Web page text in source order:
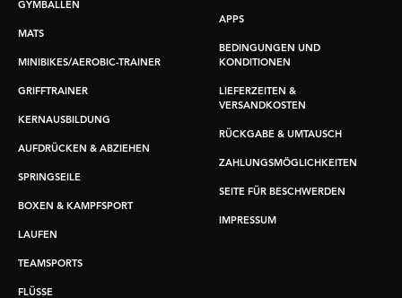
GYMBALLEN
MATS
MINIBIKES/AEROBIC-TRAINER
GRIFFTRAINER
KERNAUSBILDUNG
AUFDRÜCKEN & ABZIEHEN
SPRINGSEILE
BOXEN & KAMPFSPORT
LAUFEN
TEAMSPORTS
FLÜSSE
APPS
BEDINGUNGEN UND
KONDITIONEN
LIEFERZEITEN &
VERSANDKOSTEN
RÜCKGABE & UMTAUSCH
ZAHLUNGSMÖGLICHKEITEN
SEITE FÜR BESCHWERDEN
IMPRESSUM